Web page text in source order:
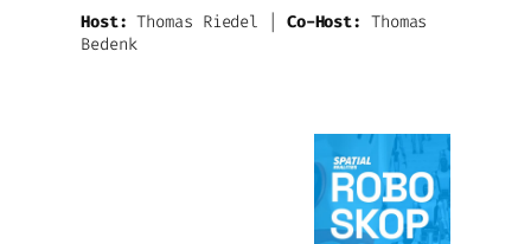
Host: Thomas Riedel | Co-Host: Thomas
Bedenk